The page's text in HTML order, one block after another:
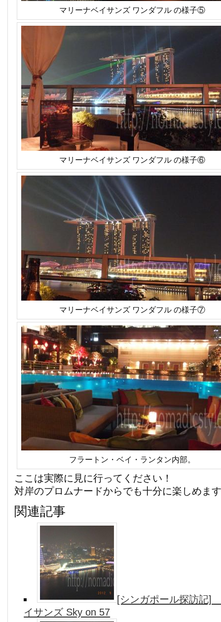
マリーナベイサンズ ワンダフル の様子⑤
マリーナベイサンズ ワンダフル の様子⑥
マリーナベイサンズ ワンダフル の様子⑦
フラートン・ベイ・ランタン内部。
ここは実際に見に行ってください！
対岸のプロムナードからでも十分に楽しめま
関連記事
[シンガポール探訪記]
イサンズ Sky on 57